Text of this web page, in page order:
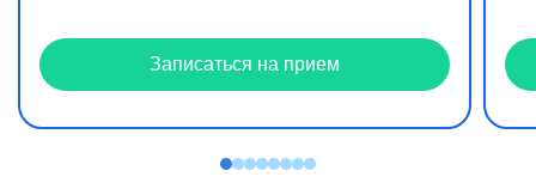
Записаться на прием